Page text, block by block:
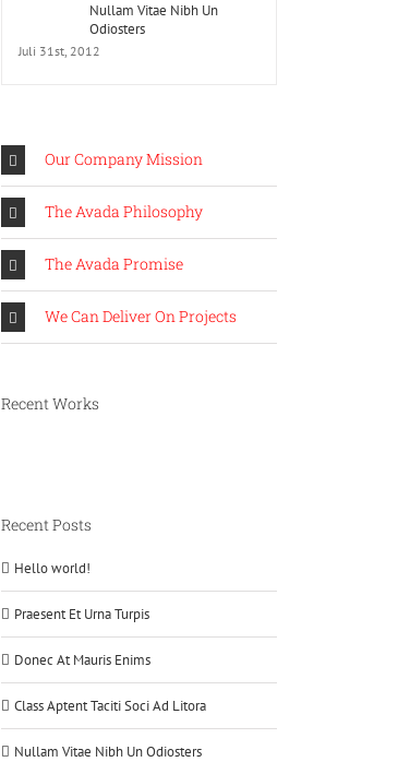
Nullam Vitae Nibh Un
Odiosters
Juli 31st, 2012
Our Company Mission
The Avada Philosophy
The Avada Promise
We Can Deliver On Projects
Recent Works
Recent Posts
Hello world!
Praesent Et Urna Turpis
Donec At Mauris Enims
Class Aptent Taciti Soci Ad Litora
Nullam Vitae Nibh Un Odiosters